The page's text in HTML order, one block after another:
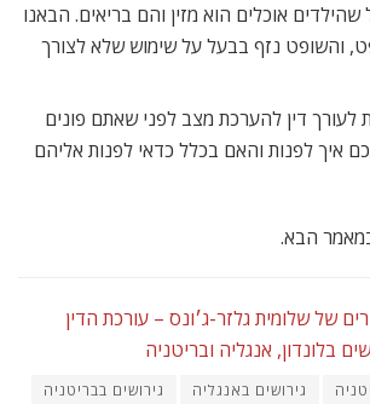
אוכלים הוא מזין והם בריאים. הבאנו
והשופט נזף בבעל על שימוש שלא לצורך
לעורך דין להערכת מצב לפני שאתם פונים
איך לפנות והאם בכלל כדאי לפנות אליהם
שלשלומית גלזר-ג׳ונס – עורכת הדין
בלונדון, אנגליה ובריטניה
גירושים באנגליה
גירושים בבריטניה